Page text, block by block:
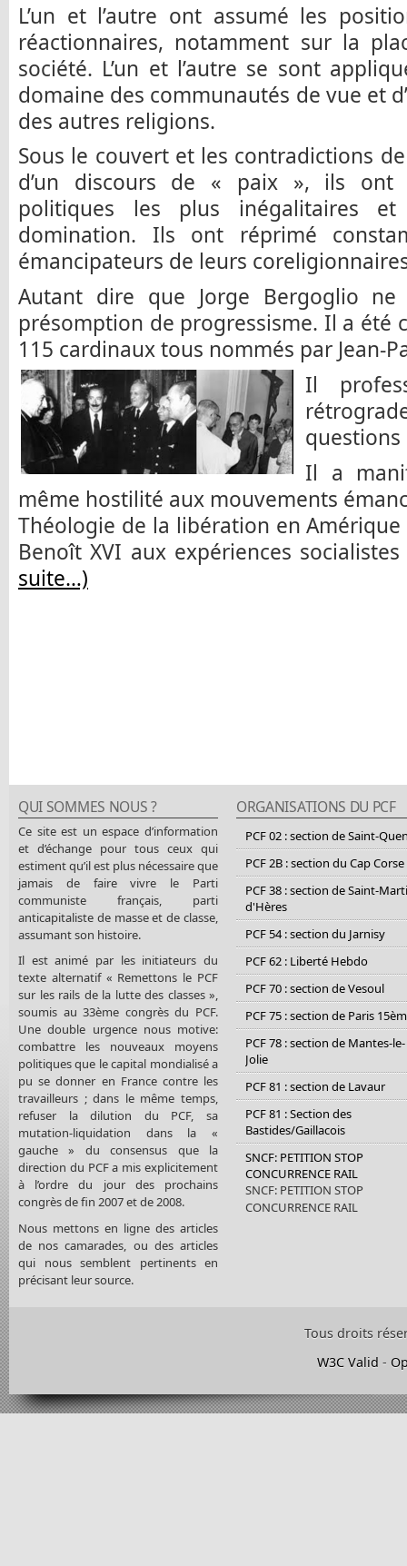
L’un et l’autre ont assumé les
réactionnaires, notamment sur la
société. L’un et l’autre se sont
domaine des communautés de vue et
des autres religions.
Sous le couvert et les contradictions
d’un discours de « paix », ils ont
politiques les plus inégalitaires
domination. Ils ont réprimé
émancipateurs de leurs
Autant dire que Jorge Bergoglio ne
présomption de progressisme. Il a été
115 cardinaux tous nommés par Jean-
Il
questions
Il a
même hostilité aux mouvements
Théologie de la libération en
Benoît XVI aux expériences
suite…)
QUI SOMMES NOUS ?
Ce site est un espace d’information
et d’échange pour tous ceux qui
estiment qu’il est plus nécessaire que
jamais de faire vivre le Parti
communiste français, parti
anticapitaliste de masse et de classe,
assumant son histoire.
Il est animé par les initiateurs du
texte alternatif « Remettons le PCF
sur les rails de la lutte des classes »,
soumis au 33ème congrès du PCF.
Une double urgence nous motive:
combattre les nouveaux moyens
politiques que le capital mondialisé a
pu se donner en France contre les
travailleurs ; dans le même temps,
refuser la dilution du PCF, sa
mutation-liquidation dans la «
gauche » du consensus que la
direction du PCF a mis explicitement
à l’ordre du jour des prochains
congrès de fin 2007 et de 2008.
Nous mettons en ligne des articles
de nos camarades, ou des articles
qui nous semblent pertinents en
précisant leur source.
ORGANISATIONS DU PCF
PCF 02 : section de Saint-
PCF 2B : section du Cap Corse
PCF 38 : section de Saint-
d'Hères
PCF 54 : section du Jarnisy
PCF 62 : Liberté Hebdo
PCF 70 : section de Vesoul
PCF 75 : section de Paris
PCF 78 : section de Mantes-le-
Jolie
PCF 81 : section de Lavaur
PCF 81 : Section des
Bastides/Gaillacois
SNCF: PETITION STOP
CONCURRENCE RAIL
SNCF: PETITION STOP
CONCURRENCE RAIL
Tous droits
W3C Valid -